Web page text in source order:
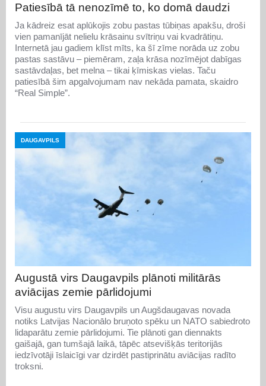
Patiesībā tā nenozīmē to, ko domā daudzi
Ja kādreiz esat aplūkojis zobu pastas tūbiņas apakšu, droši
vien pamanījāt nelielu krāsainu svītriņu vai kvadrātiņu.
Internetā jau gadiem klīst mīts, ka šī zīme norāda uz zobu
pastas sastāvu – piemēram, zaļa krāsa nozīmējot dabīgas
sastāvdaļas, bet melna – tikai ķīmiskas vielas. Taču
patiesībā šim apgalvojumam nav nekāda pamata, skaidro
“Real Simple”.
DAUGAVPILS
Augustā virs Daugavpils plānoti militārās
aviācijas zemie pārlidojumi
Visu augustu virs Daugavpils un Augšdaugavas novada
notiks Latvijas Nacionālo bruņoto spēku un NATO sabiedroto
lidaparātu zemie pārlidojumi. Tie plānoti gan diennakts
gaišajā, gan tumšajā laikā, tāpēc atsevišķās teritorijās
iedzīvotāji īslaicīgi var dzirdēt pastiprinātu aviācijas radīto
troksni.